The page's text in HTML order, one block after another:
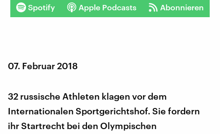
Spotify Apple Podcasts Abonnieren
07. Februar 2018
32 russische Athleten klagen vor dem
Internationalen Sportgerichtshof. Sie fordern
ihr Startrecht bei den Olympischen